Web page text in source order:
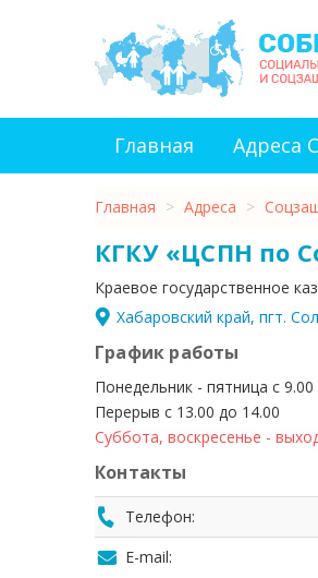
Главная Адреса
Главная > Адреса >
КГКУ «ЦСПН по
Краевое государственное
Хабаровский край, пгт.
График работы
Понедельник - пятница с 9.00
Перерыв с 13.00 до 14.00
Суббота, воскресенье -
Контакты
Телефон:
E-mail: